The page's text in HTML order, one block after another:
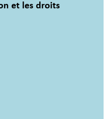
et les droits